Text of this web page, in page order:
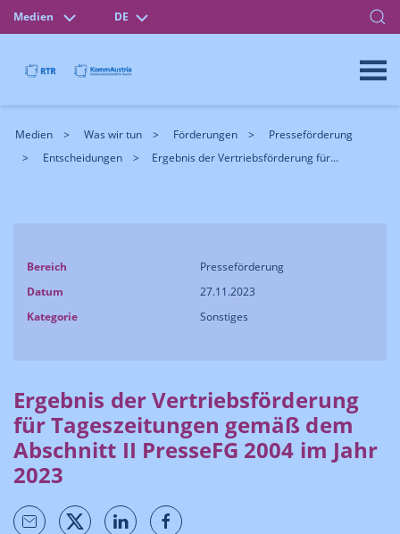
Medien DE
Medien Was wir tun Förderungen
Presseförderung
Entscheidungen
Ergebnis der Vertriebsförderung für...
Bereich
Presseförderung
Datum
27.11.2023
Kategorie
Sonstiges
Ergebnis der Vertriebsförderung
für Tageszeitungen gemäß dem
Abschnitt II PresseFG 2004 im Jahr
2023